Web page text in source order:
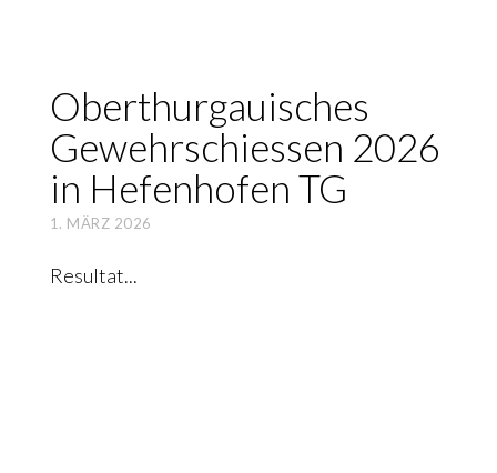
Ober­thur­gaui­sches
Gewehr­schies­sen 2026
in Hefen­ho­fen TG
1. MÄRZ 2026
Resultat